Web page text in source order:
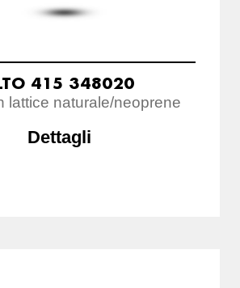
415 348020
lattice naturale/neoprene
Dettagli